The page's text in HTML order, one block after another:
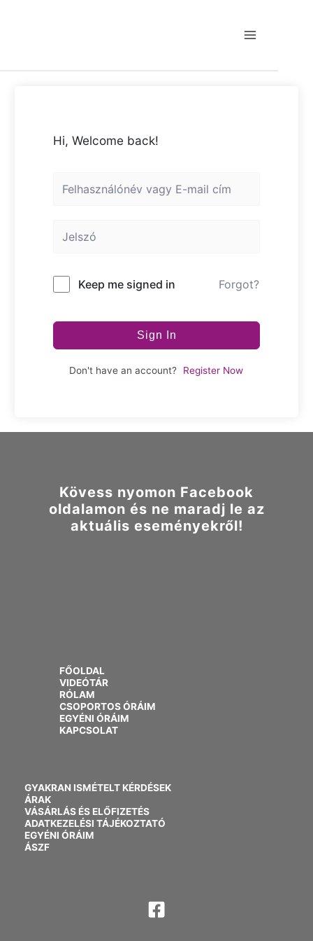
Hi, Welcome back!
Keep me signed in Forgot?
Sign In
Don't have an account? Register Now
Kövess nyomon Facebook
oldalamon és ne maradj le az
aktuális eseményekről!
FŐOLDAL
VIDEÓTÁR
RÓLAM
CSOPORTOS ÓRÁIM
EGYÉNI ÓRÁIM
KAPCSOLAT
GYAKRAN ISMÉTELT KÉRDÉSEK
ÁRAK
VÁSÁRLÁS ÉS ELŐFIZETÉS
ADATKEZELÉSI TÁJÉKOZTATÓ
EGYÉNI ÓRÁIM
ÁSZF